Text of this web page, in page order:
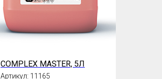
COMPLEX MASTER, 5Л
Артикул: 11165